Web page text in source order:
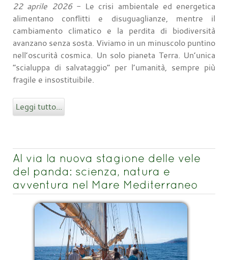
22 aprile 2026- Le crisi ambientale ed energetica
alimentano conflitti e disuguaglianze, mentre il
cambiamento climatico e la perdita di biodiversità
avanzano senza sosta. Viviamo in un minuscolo puntino
nell’oscurità cosmica. Un solo pianeta Terra. Un’unica
“scialuppa di salvataggio” per l’umanità, sempre più
fragile e insostituibile.
Leggi tutto...
Al via la nuova stagione delle vele
del panda: scienza, natura e
avventura nel Mare Mediterraneo